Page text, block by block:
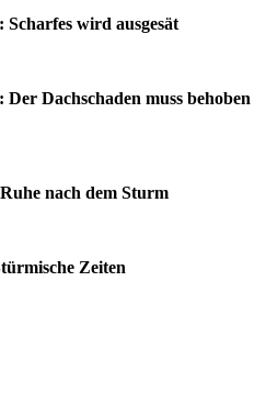
Scharfes wird ausgesät
Dachschaden muss behoben
nach dem Sturm
Zeiten